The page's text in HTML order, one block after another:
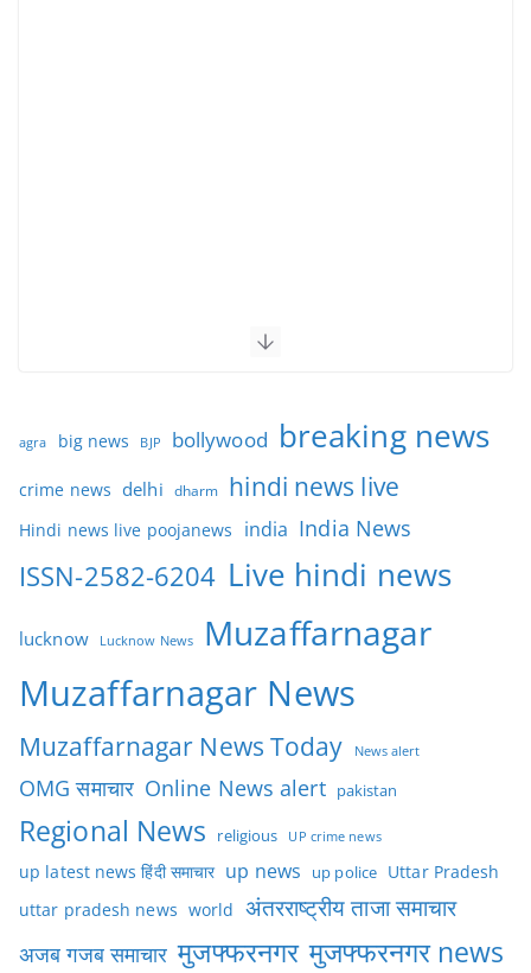
agra big news BJP bollywood breaking news
crime news delhi dharm hindi news live
Hindi news live poojanews india India News
ISSN-2582-6204 Live hindi news
lucknow Lucknow News Muzaffarnagar
Muzaffarnagar News
Muzaffarnagar News Today News alert
OMG समाचार Online News alert pakistan
Regional News religious UP crime news
up latest news हिंदी समाचार up news up police Uttar Pradesh
uttar pradesh news world अंतरराष्ट्रीय ताजा समाचार
अजब गजब समाचार मुजफ्फरनगर मुजफ्फरनगर news